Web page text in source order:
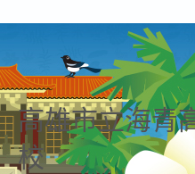
高雄市立海青
校